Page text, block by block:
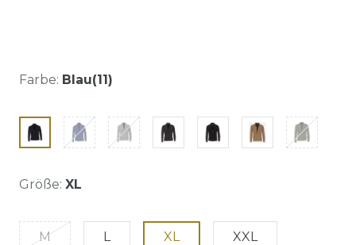
Farbe: Blau(11)
Größe: XL
M L XL XXL